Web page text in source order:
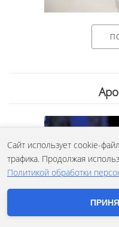
Узнавайте
ингредиентах и
парфюмерии!
канал
Сайт использует cookie-
трафика. Продолжая
Политикой обработки